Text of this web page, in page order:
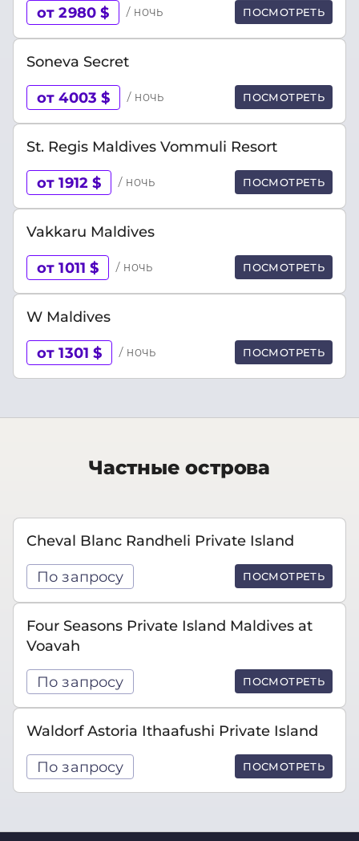
от 2980 $ / ночь ПОСМОТРЕТЬ
Soneva Secret
от 4003 $ / ночь ПОСМОТРЕТЬ
St. Regis Maldives Vommuli Resort
от 1912 $ / ночь ПОСМОТРЕТЬ
Vakkaru Maldives
от 1011 $ / ночь ПОСМОТРЕТЬ
W Maldives
от 1301 $ / ночь ПОСМОТРЕТЬ
Частные острова
Cheval Blanc Randheli Private Island
По запросу ПОСМОТРЕТЬ
Four Seasons Private Island Maldives at
Voavah
По запросу ПОСМОТРЕТЬ
Waldorf Astoria Ithaafushi Private Island
По запросу ПОСМОТРЕТЬ